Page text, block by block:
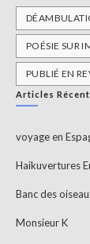
POÉSIE SUR
PUBLIÉ EN
Articles
voyage en
Haikuvertures
Banc des
Monsieur K